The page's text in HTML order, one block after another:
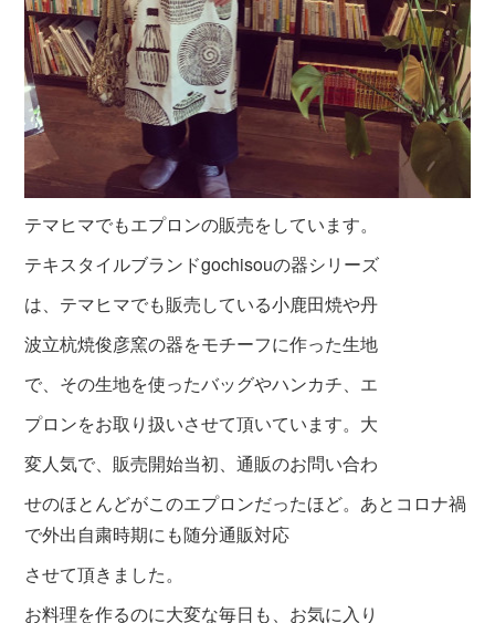
テマヒマでもエプロンの販売をしています。
テキスタイルブランドgochisouの器シリーズ
は、テマヒマでも販売している小鹿田焼や丹
波立杭焼俊彦窯の器をモチーフに作った生地
で、その生地を使ったバッグやハンカチ、エ
プロンをお取り扱いさせて頂いています。大
変人気で、販売開始当初、通販のお問い合わ
せのほとんどがこのエプロンだったほど。あとコロナ禍
で外出自粛時期にも随分通販対応
させて頂きました。
お料理を作るのに大変な毎日も、お気に入り